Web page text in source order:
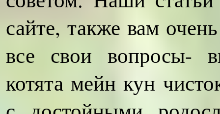
сайте, также вам
все свои вопросы-
котята мейн кун